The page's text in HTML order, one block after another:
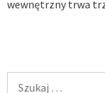
wewnętrzny trwa